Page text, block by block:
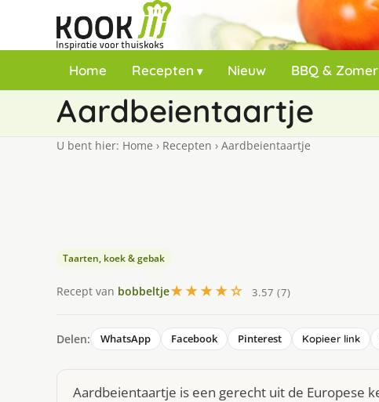
Home Recepten Nieuw BBQ & Zomer
Aardbeientaartje
U bent hier: Home › Recepten › Aardbeientaartje
Taarten, koek & gebak
Recept van bobbeltje★★★★☆ 3.57 (7)
Delen: WhatsApp Facebook Pinterest Kopieer link
Aardbeientaartje is een gerecht uit de Europese